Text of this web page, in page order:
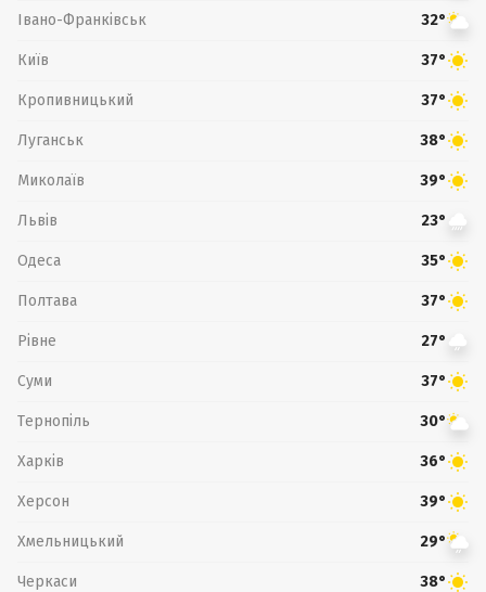
Івано-Франківськ 32°
Київ 37°
Кропивницький 37°
Луганськ 38°
Миколаїв 39°
Львів 23°
Одеса 35°
Полтава 37°
Рівне 27°
Суми 37°
Тернопіль 30°
Харків 36°
Херсон 39°
Хмельницький 29°
Черкаси 38°